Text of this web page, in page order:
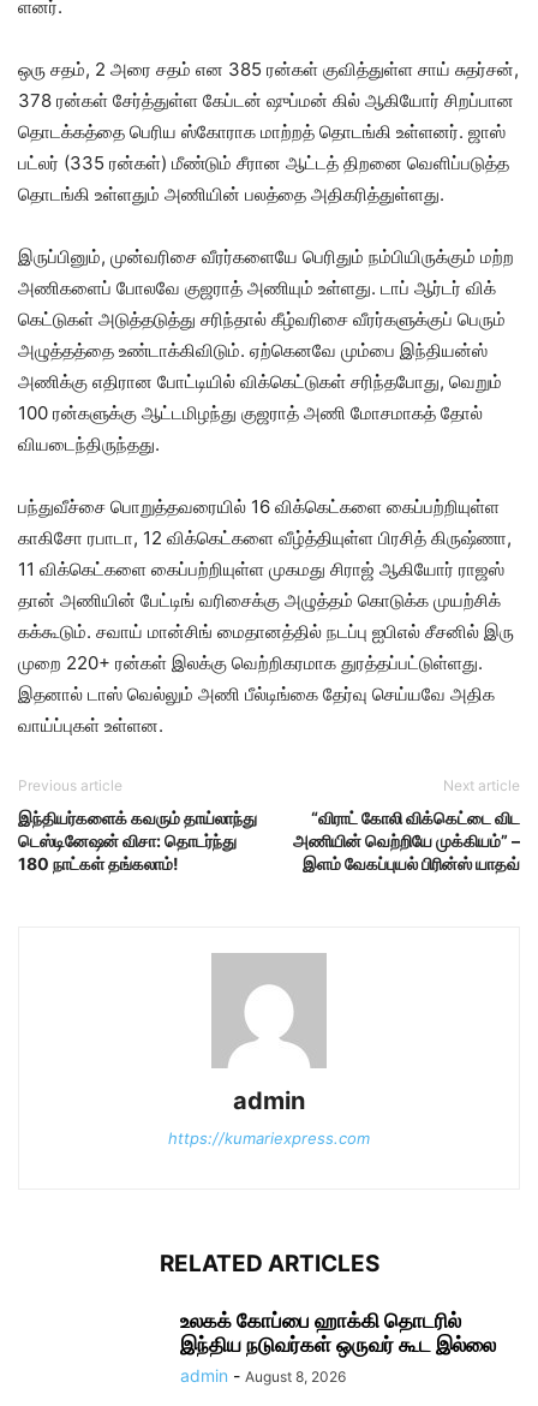
ளனர்.
ஒரு சதம், 2 அரை சதம் என 385 ரன்​கள் குவித்​துள்ள சாய் சுதர்சன்,
378 ரன்​கள் சேர்த்​துள்ள கேப்​டன் ஷுப்​மன் கில் ஆகியோர் சிறப்பான
தொடக்​கத்தை பெரிய ஸ்கோ​ராக மாற்​றத் தொடங்கி உள்​ளனர். ஜாஸ்
பட்​லர் (335 ரன்​கள்) மீண்​டும் சீரான ஆட்​டத் திறனை வெளிப்​படுத்த
தொடங்கி உள்​ளதும் அணி​யின் பலத்தை அதி​கரித்​துள்​ளது.
இருப்​பினும், முன்​வரிசை வீரர்​களையே பெரிதும் நம்​பி​யிருக்​கும் மற்ற
அணி​களைப் போலவே குஜ​ராத் அணி​யும் உள்​ளது. டாப் ஆர்டர் விக்​
கெட்​டு​கள் அடுத்​தடுத்து சரிந்​தால் கீழ்​வரிசை வீரர்களுக்​குப் பெரும்
அழுத்​தத்தை உண்​டாக்​கி​விடும். ஏற்கெனவே மும்பை இந்​தி​யன்ஸ்
அணிக்கு எதி​ரான போட்​டி​யில் விக்​கெட்​டு​கள் சரிந்​த​போது, வெறும்
100 ரன்​களுக்கு ஆட்​ட​மிழந்து குஜ​ராத் அணி மோச​மாகத் தோல்​
வியடைந்​திருந்​தது.
பந்​து​வீச்சை பொறுத்​தவரை​யில் 16 விக்​கெட்​களை கைப்​பற்றியுள்ள
காகிசோ ரபா​டா, 12 விக்​கெட்​களை வீழ்த்​தி​யுள்ள பிரசித் கிருஷ்ணா,
11 விக்​கெட்​களை கைப்​பற்​றி​யுள்ள முகமது சிராஜ் ஆகியோர் ராஜஸ்​
தான் அணி​யின் பேட்​டிங் வரிசைக்கு அழுத்​தம் கொடுக்க முயற்​சிக்​
கக்​கூடும். சவாய் மான்​சிங் மைதானத்​தில் நடப்பு ஐபிஎல் சீசனில் இரு
முறை 220+ ரன்​கள் இலக்கு வெற்​றிகர​மாக துரத்​தப்​பட்​டுள்​ளது.
இதனால் டாஸ் வெல்லும்​ அணி பீல்​டிங்​கை தேர்​வு செய்​ய​வே அதி​க ​
வாய்​ப்​புகள்​ உள்ளன.
Previous article
இந்தியர்களைக் கவரும் தாய்லாந்து
டெஸ்டினேஷன் விசா: தொடர்ந்து
180 நாட்கள் தங்கலாம்!
Next article
“விராட் கோலி விக்கெட்டை விட
அணியின் வெற்றியே முக்கியம்” –
இளம் வேகப்புயல் பிரின்ஸ் யாதவ்
admin
https://kumariexpress.com
RELATED ARTICLES
உலகக் கோப்பை ஹாக்கி தொடரில்
இந்திய நடுவர்கள் ஒருவர் கூட இல்லை
admin - August 8, 2026